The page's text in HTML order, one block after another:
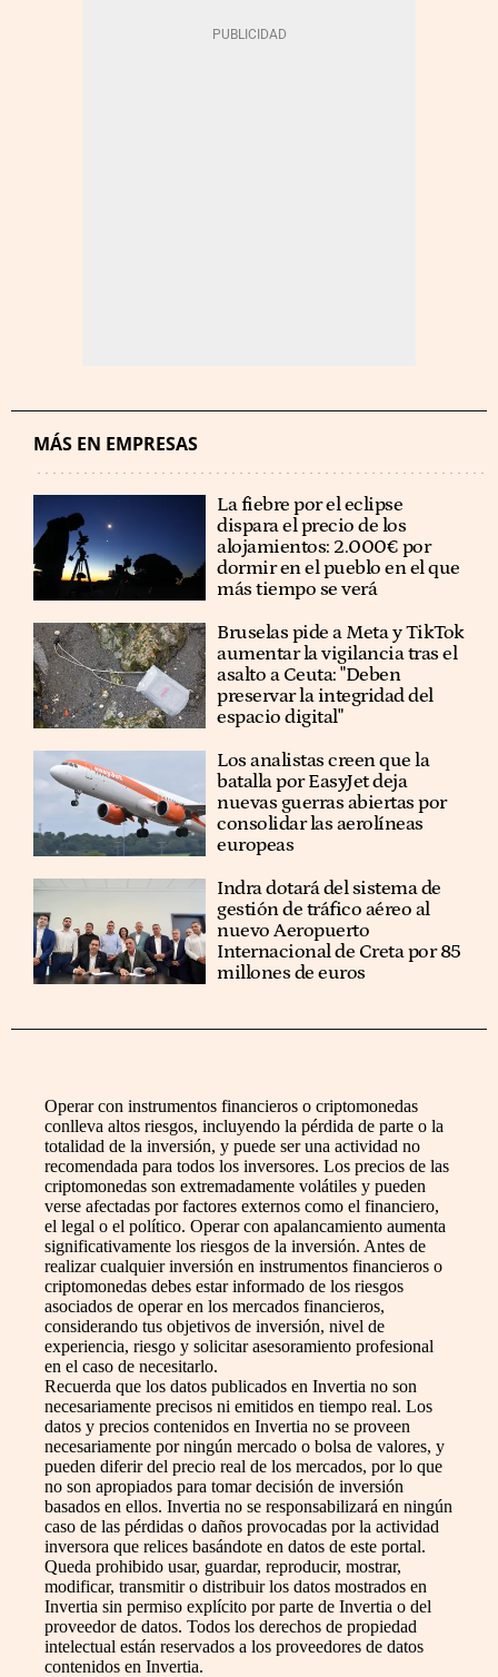
MÁS EN EMPRESAS
La fiebre por el eclipse
dispara el precio de los
alojamientos: 2.000€ por
dormir en el pueblo en el que
más tiempo se verá
Bruselas pide a Meta y TikTok
aumentar la vigilancia tras el
asalto a Ceuta: "Deben
preservar la integridad del
espacio digital"
Los analistas creen que la
batalla por EasyJet deja
nuevas guerras abiertas por
consolidar las aerolíneas
europeas
Indra dotará del sistema de
gestión de tráfico aéreo al
nuevo Aeropuerto
Internacional de Creta por 85
millones de euros
Operar con instrumentos financieros o criptomonedas
conlleva altos riesgos, incluyendo la pérdida de parte o la
totalidad de la inversión, y puede ser una actividad no
recomendada para todos los inversores. Los precios de las
criptomonedas son extremadamente volátiles y pueden
verse afectadas por factores externos como el financiero,
el legal o el político. Operar con apalancamiento aumenta
significativamente los riesgos de la inversión. Antes de
realizar cualquier inversión en instrumentos financieros o
criptomonedas debes estar informado de los riesgos
asociados de operar en los mercados financieros,
considerando tus objetivos de inversión, nivel de
experiencia, riesgo y solicitar asesoramiento profesional
en el caso de necesitarlo.
Recuerda que los datos publicados en Invertia no son
necesariamente precisos ni emitidos en tiempo real. Los
datos y precios contenidos en Invertia no se proveen
necesariamente por ningún mercado o bolsa de valores, y
pueden diferir del precio real de los mercados, por lo que
no son apropiados para tomar decisión de inversión
basados en ellos. Invertia no se responsabilizará en ningún
caso de las pérdidas o daños provocadas por la actividad
inversora que relices basándote en datos de este portal.
Queda prohibido usar, guardar, reproducir, mostrar,
modificar, transmitir o distribuir los datos mostrados en
Invertia sin permiso explícito por parte de Invertia o del
proveedor de datos. Todos los derechos de propiedad
intelectual están reservados a los proveedores de datos
contenidos en Invertia.